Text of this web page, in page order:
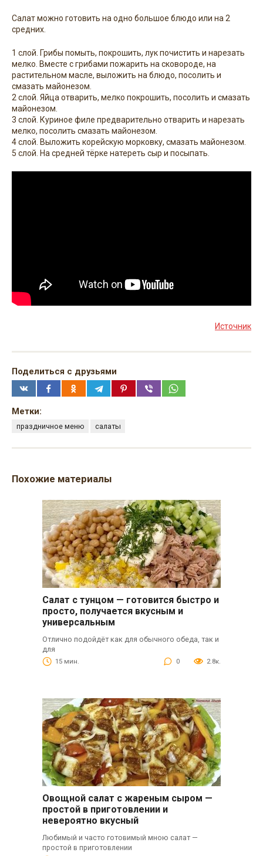
Салат можно готовить на одно большое блюдо или на 2
средних.
1 слой. Грибы помыть, покрошить, лук почистить и нарезать
мелко. Вместе с грибами пожарить на сковороде, на
растительном масле, выложить на блюдо, посолить и
смазать майонезом.
2 слой. Яйца отварить, мелко покрошить, посолить и смазать
майонезом.
3 слой. Куриное филе предварительно отварить и нарезать
мелко, посолить смазать майонезом.
4 слой. Выложить корейскую морковку, смазать майонезом.
5 слой. На средней тёрке натереть сыр и посыпать.
Источник
Поделиться с друзьями
Метки:
праздничное меню салаты
Похожие материалы
Салат с тунцом — готовится быстро и
просто, получается вкусным и
универсальным
Отлично подойдёт как для обычного обеда, так и
для
15 мин. 0 2.8к.
Овощной салат с жареным сыром —
простой в приготовлении и
невероятно вкусный
Любимый и часто готовимый мною салат —
простой в приготовлении